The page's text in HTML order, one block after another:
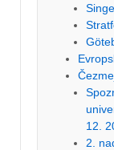
12.
2.